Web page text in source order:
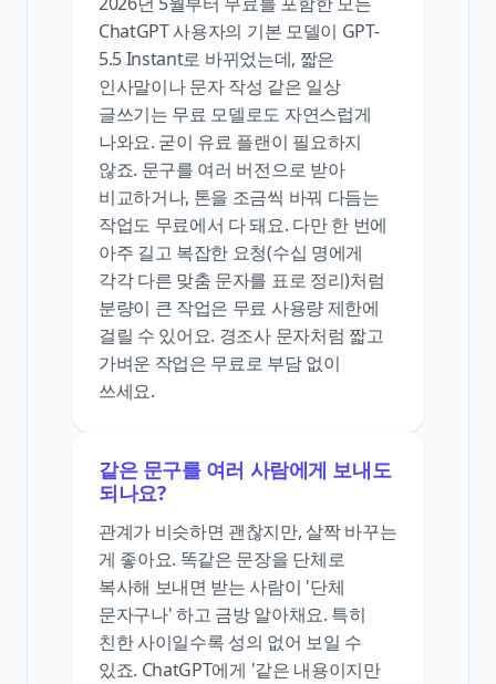
ChatGPT 사용자의 기본 모델이 GPT-
5.5 Instant로 바뀌었는데, 짧은
인사말이나 문자 작성 같은 일상
글쓰기는 무료 모델로도 자연스럽게
나와요. 굳이 유료 플랜이 필요하지
않죠. 문구를 여러 버전으로 받아
비교하거나, 톤을 조금씩 바꿔 다듬는
작업도 무료에서 다 돼요. 다만 한 번에
아주 길고 복잡한 요청(수십 명에게
각각 다른 맞춤 문자를 표로 정리)처럼
분량이 큰 작업은 무료 사용량 제한에
걸릴 수 있어요. 경조사 문자처럼 짧고
가벼운 작업은 무료로 부담 없이
쓰세요.
같은 문구를 여러 사람에게 보내도
되나요?
관계가 비슷하면 괜찮지만, 살짝 바꾸는
게 좋아요. 똑같은 문장을 단체로
복사해 보내면 받는 사람이 '단체
문자구나' 하고 금방 알아채요. 특히
친한 사이일수록 성의 없어 보일 수
있죠. ChatGPT에게 '같은 내용이지만